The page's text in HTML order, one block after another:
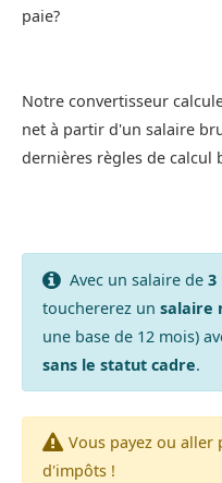
paie?
Notre convertisseur
net à partir d'un salaire
dernières règles de calcul
Avec un salaire de 3
touchererez un salaire
une base de 12 mois)
sans le statut cadre.
Vous payez ou aller
d'impôts !